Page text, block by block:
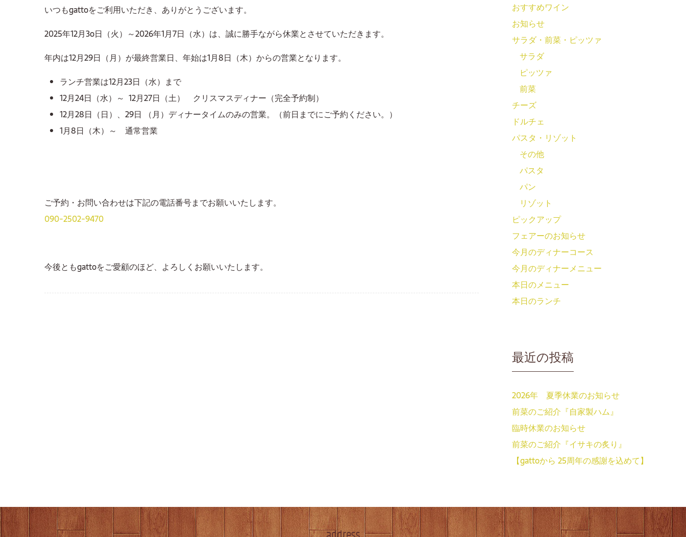
いつもgattoをご利用いただき、ありがとうございます。
2025年12月3o日（火）～2026年1月7日（水）は、誠に勝手ながら休業とさせていただきます。
年内は12月29日（月）が最終営業日、 年始は1月8日（木）からの営業となります。
ランチ営業は12月23日（水）まで
12月24日（水）～ 12月27日（土） クリスマスディナー（完全予約制）
12月28日（日）、29日 （月）ディナータイムのみの営業。（前日までにご予約ください。）
1月8日（木）～ 通常営業
ご予約・お問い合わせは下記の電話番号までお願いいたします。
090-2502-9470
今後ともgattoをご愛顧のほど、よろしくお願いいたします。
おすすめワイン
お知らせ
サラダ・前菜・ピッツァ
サラダ
ピッツァ
前菜
チーズ
ドルチェ
パスタ・リゾット
その他
パスタ
パン
リゾット
ピックアップ
フェアーのお知らせ
今月のディナーコース
今月のディナーメニュー
本日のメニュー
本日のランチ
最近の投稿
2026年 夏季休業のお知らせ
前菜のご紹介『自家製ハム』
臨時休業のお知らせ
前菜のご紹介『イサキの炙り』
【gattoから 25周年の感謝を込めて】